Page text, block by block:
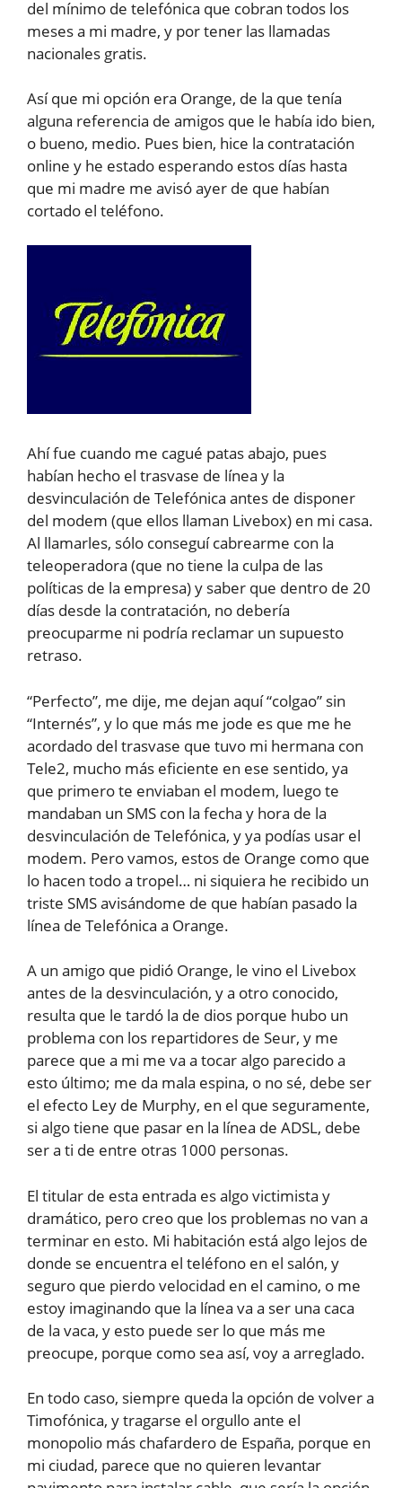
del mínimo de telefónica que cobran todos los
meses a mi madre, y por tener las llamadas
nacionales gratis.
Así que mi opción era Orange, de la que tenía
alguna referencia de amigos que le había ido bien,
o bueno, medio. Pues bien, hice la contratación
online y he estado esperando estos días hasta
que mi madre me avisó ayer de que habían
cortado el teléfono.
Ahí fue cuando me cagué patas abajo, pues
habían hecho el trasvase de línea y la
desvinculación de Telefónica antes de disponer
del modem (que ellos llaman Livebox) en mi casa.
Al llamarles, sólo conseguí cabrearme con la
teleoperadora (que no tiene la culpa de las
políticas de la empresa) y saber que dentro de 20
días desde la contratación, no debería
preocuparme ni podría reclamar un supuesto
retraso.
“Perfecto”, me dije, me dejan aquí “colgao” sin
“Internés”, y lo que más me jode es que me he
acordado del trasvase que tuvo mi hermana con
Tele2, mucho más eficiente en ese sentido, ya
que primero te enviaban el modem, luego te
mandaban un SMS con la fecha y hora de la
desvinculación de Telefónica, y ya podías usar el
modem. Pero vamos, estos de Orange como que
lo hacen todo a tropel… ni siquiera he recibido un
triste SMS avisándome de que habían pasado la
línea de Telefónica a Orange.
A un amigo que pidió Orange, le vino el Livebox
antes de la desvinculación, y a otro conocido,
resulta que le tardó la de dios porque hubo un
problema con los repartidores de Seur, y me
parece que a mi me va a tocar algo parecido a
esto último; me da mala espina, o no sé, debe ser
el efecto Ley de Murphy, en el que seguramente,
si algo tiene que pasar en la línea de ADSL, debe
ser a ti de entre otras 1000 personas.
El titular de esta entrada es algo victimista y
dramático, pero creo que los problemas no van a
terminar en esto. Mi habitación está algo lejos de
donde se encuentra el teléfono en el salón, y
seguro que pierdo velocidad en el camino, o me
estoy imaginando que la línea va a ser una caca
de la vaca, y esto puede ser lo que más me
preocupe, porque como sea así, voy a arreglado.
En todo caso, siempre queda la opción de volver a
Timofónica, y tragarse el orgullo ante el
monopolio más chafardero de España, porque en
mi ciudad, parece que no quieren levantar